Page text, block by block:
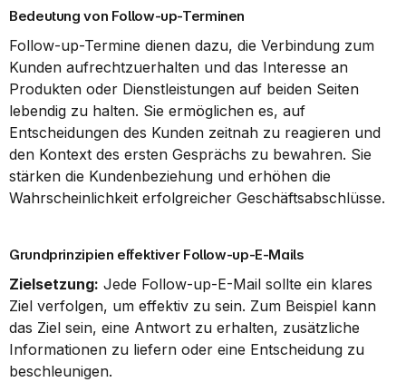
Bedeutung von Follow-up-Terminen
Follow-up-Termine dienen dazu, die Verbindung zum
Kunden aufrechtzuerhalten und das Interesse an
Produkten oder Dienstleistungen auf beiden Seiten
lebendig zu halten. Sie ermöglichen es, auf
Entscheidungen des Kunden zeitnah zu reagieren und
den Kontext des ersten Gesprächs zu bewahren. Sie
stärken die Kundenbeziehung und erhöhen die
Wahrscheinlichkeit erfolgreicher Geschäftsabschlüsse.
Grundprinzipien effektiver Follow-up-E-Mails
Zielsetzung: Jede Follow-up-E-Mail sollte ein klares
Ziel verfolgen, um effektiv zu sein. Zum Beispiel kann
das Ziel sein, eine Antwort zu erhalten, zusätzliche
Informationen zu liefern oder eine Entscheidung zu
beschleunigen.